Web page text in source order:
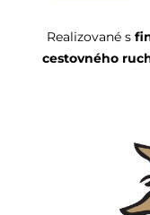
Realizované s
cestovného